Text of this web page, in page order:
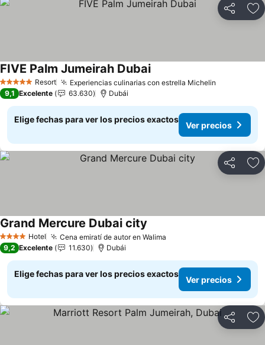
Compartir
5 Estrellas Resort Experiencias culinarias con estrella Michelin
FIVE Palm Jumeirah DubaiVer precios
9,1 Excelente 63.630 Dubái
Elige fechas para ver los precios exactos
Ver precios
Compartir
4 EstrellasHotel Cena emiratí de autor en Walima
Grand Mercure Dubai city
9,2 Excelente 11.630 Dubái
Elige fechas para ver los precios exactos
Ver precios
Compartir